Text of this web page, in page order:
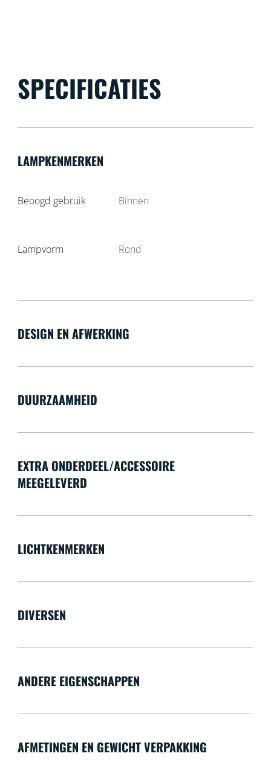
SPECIFICATIES
LAMPKENMERKEN
Beoogd gebruik Binnen
Lampvorm Rond
DESIGN EN AFWERKING
DUURZAAMHEID
EXTRA ONDERDEEL/ACCESSOIRE
MEEGELEVERD
LICHTKENMERKEN
DIVERSEN
ANDERE EIGENSCHAPPEN
AFMETINGEN EN GEWICHT VERPAKKING